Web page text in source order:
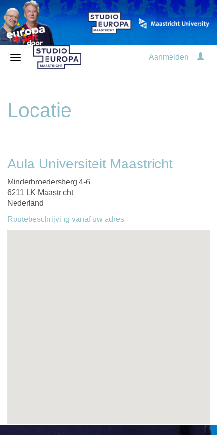
Aanmelden
Locatie
Aula Universiteit Maastricht
Minderbroedersberg 4-6
6211 LK Maastricht
Nederland
Routebeschrijving vanaf uw adres